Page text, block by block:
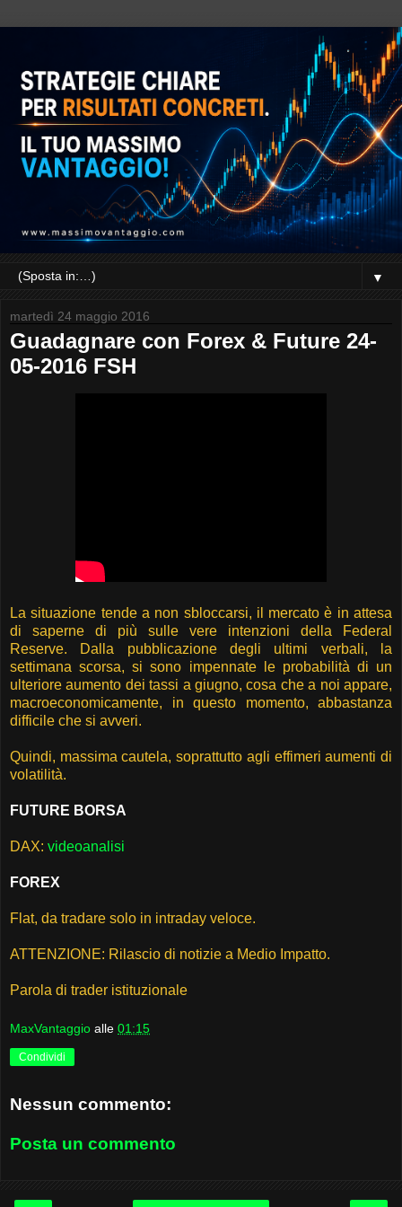
▼
martedì 24 maggio 2016
Guadagnare con Forex & Future 24-
05-2016 FSH
La situazione tende a non sbloccarsi, il mercato è in attesa
di saperne di più sulle vere intenzioni della Federal
Reserve. Dalla pubblicazione degli ultimi verbali, la
settimana scorsa, si sono impennate le probabilità di un
ulteriore aumento dei tassi a giugno, cosa che a noi appare,
macroeconomicamente, in questo momento, abbastanza
difficile che si avveri.
Quindi, massima cautela, soprattutto agli effimeri aumenti di
volatilità.
FUTURE BORSA
DAX: videoanalisi
FOREX
Flat, da tradare solo in intraday veloce.
ATTENZIONE: Rilascio di notizie a Medio Impatto.
Parola di trader istituzionale
MaxVantaggio alle 01:15
Condividi
Nessun commento:
Posta un commento